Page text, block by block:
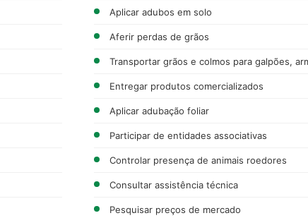
Aplicar adubos em solo
Aferir perdas de grãos
Transportar grãos e colmos para galpões,
Entregar produtos comercializados
Aplicar adubação foliar
Participar de entidades associativas
Controlar presença de animais roedores
Consultar assistência técnica
Pesquisar preços de mercado